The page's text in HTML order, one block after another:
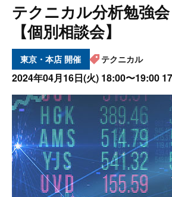
テクニカル分析勉強会
【個別相談会】
東京・本店 テクニカル
2024年04月16日(火) 18:00〜19:00